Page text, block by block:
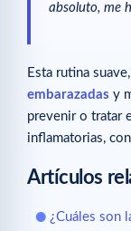
absoluto, me
Esta rutina
embarazadas y
prevenir o tratar
inflamatorias,
Artículos
¿Cuáles son